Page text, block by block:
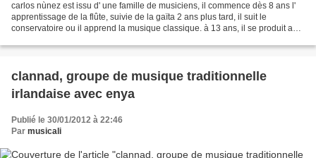
carlos nùnez est issu d' une famille de musiciens, il commence dès 8 ans l'
apprentissage de la flûte, suivie de la gaïta 2 ans plus tard, il suit le
conservatoire ou il apprend la musique classique. à 13 ans, il se produit au
clannad, groupe de musique traditionnelle
irlandaise avec enya
Publié le 30/01/2012 à 22:46
Par musicali